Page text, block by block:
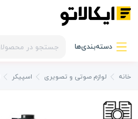
دسته‌بندی‌ها
خانه لوازم صوتی و تصویری اسپیکر